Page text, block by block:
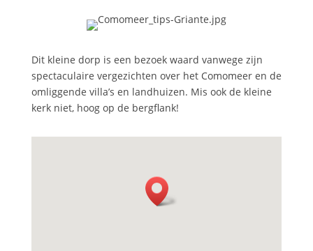
Dit kleine dorp is een bezoek waard vanwege zijn
spectaculaire vergezichten over het Comomeer en de
omliggende villa’s en landhuizen. Mis ook de kleine
kerk niet, hoog op de bergflank!